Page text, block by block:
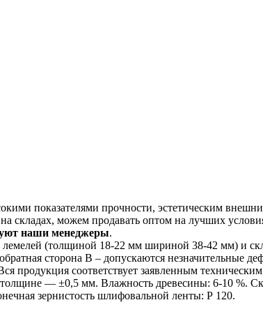
показателями прочности, эстетическим
складах, можем продавать оптом на лучших
наши менеджеры.
(толщиной 18-22 мм шириной 38-42 мм) и
сторона В – допускаются
продукция соответствует заявленным
— ±0,5 мм. Влажность древесины: 6-10 %.
зернистость шлифовальной ленты: Р 120.